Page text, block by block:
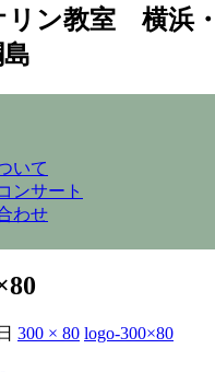
リン教室 横浜
いて
ンサート
わせ
300 × 80 logo-300×80